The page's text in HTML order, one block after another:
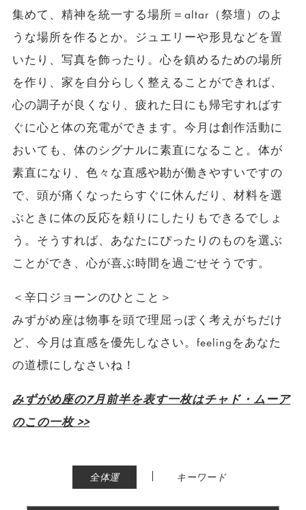
集めて、精神を統一する場所＝altar（祭壇）のよ
うな場所を作るとか。ジュエリーや形見などを置
いたり、写真を飾ったり。心を鎮めるための場所
を作り、家を自分らしく整えることができれば、
心の調子が良くなり、疲れた日にも帰宅すればす
ぐに心と体の充電ができます。今月は創作活動に
おいても、体のシグナルに素直になること。体が
素直になり、色々な直感や勘が働きやすいですの
で、頭が痛くなったらすぐに休んだり、材料を選
ぶときに体の反応を頼りにしたりもできるでしょ
う。そうすれば、あなたにぴったりのものを選ぶ
ことができ、心が喜ぶ時間を過ごせそうです。
＜辛口ジョーンのひとこと＞
みずがめ座は物事を頭で理屈っぽく考えがちだけ
ど、今月は直感を優先しなさい。feelingをあなた
の道標にしなさいね！
みずがめ座の7月前半を表す一枚はチャド・ムーア
のこの一枚 >>
全体運 | キーワード